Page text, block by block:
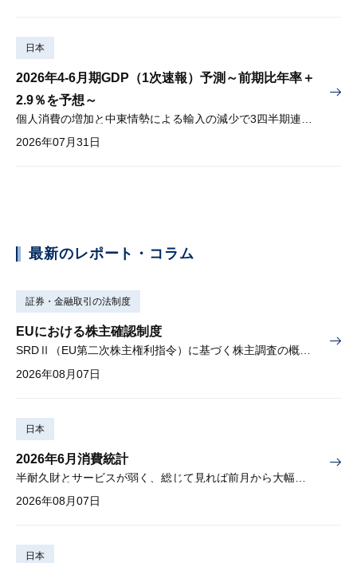
日本
2026年4-6月期GDP（1次速報）予測～前期比年率＋
2.9％を予想～
2026年07月31日
最新のレポート・コラム
証券・金融取引の法制度
EUにおける株主確認制度
2026年08月07日
日本
2026年6月消費統計
2026年08月07日
日本